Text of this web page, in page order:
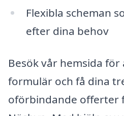
Flexibla scheman
efter dina behov
Besök vår hemsida
formulär och få dina
oförbindande offerter